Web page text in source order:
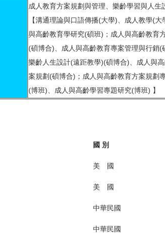
成人教育方案規劃與管理、樂齡學習與人生
【溝通理論與口語傳播(大學)、成人教學(大
與高齡教育學研究(碩班)；成人與高齡教育
(碩博合)、成人與高齡教育專案管理與行銷(
樂齡人生設計(遠距教學)(碩博合)、成人與
案規劃(碩博合)；成人與高齡教育方案規劃
(博班)、成人與高齡學習專題研究(博班) 】
國 別
美 國
美 國
中華民國
中華民國